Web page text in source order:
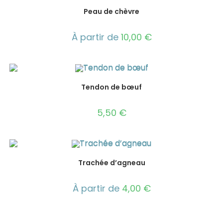
Peau de chèvre
À partir de 10,00 €
Tendon de bœuf
5,50 €
Trachée d’agneau
À partir de 4,00 €